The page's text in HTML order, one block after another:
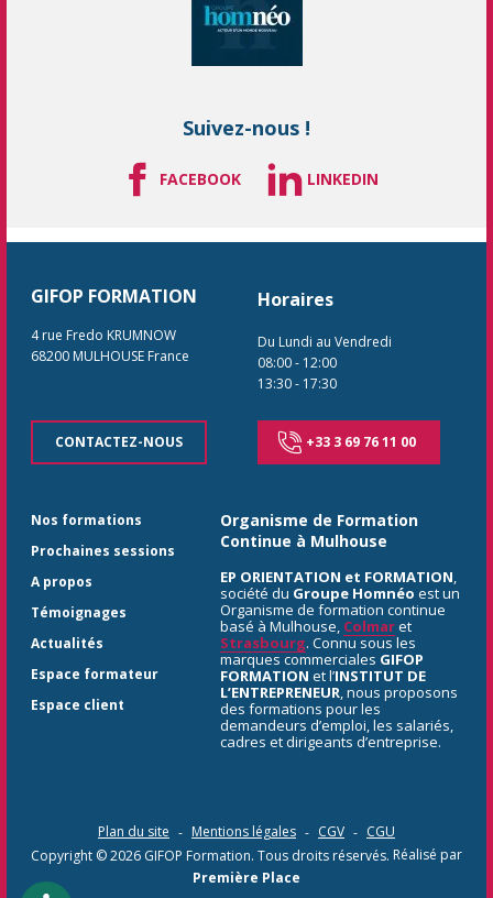
Suivez-nous !
FACEBOOK LINKEDIN
GIFOP FORMATION
4 rue Fredo KRUMNOW
68200 MULHOUSE France
CONTACTEZ-NOUS
Horaires
Du Lundi au Vendredi
08:00- 12:00
13:30- 17:30
+33 3 69 76 11 00
Nos formations
Prochaines sessions
A propos
Témoignages
Actualités
Espace formateur
Espace client
Organisme de Formation
Continue à Mulhouse
EP ORIENTATION et FORMATION,
société du Groupe Homnéo est un
Organisme de formation continue
basé à Mulhouse, Colmaret
Strasbourg. Connu sous les
marques commerciales GIFOP
FORMATION et l’INSTITUT DE
L’ENTREPRENEUR, nous proposons
des formations pour les
demandeurs d’emploi, les salariés,
cadres et dirigeants d’entreprise.
Plan du site Mentions légales CGV
CGU
Copyright © 2026 GIFOP Formation. Tous droits réservés. Réalisé par
Première Place